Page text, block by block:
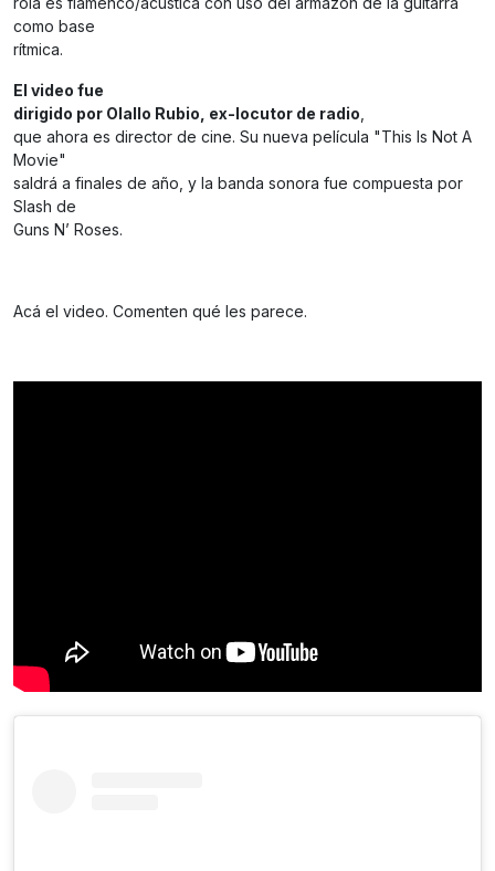
como base
rítmica.
El video fue
dirigido por Olallo Rubio, ex-locutor de radio,
que ahora es director de cine. Su nueva película "This Is Not A
Movie"
saldrá a finales de año, y la banda sonora fue compuesta por
Slash de
Guns N’ Roses.
Acá el video. Comenten qué les parece.